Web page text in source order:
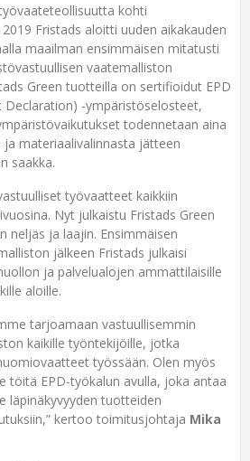
kohti
Fristads aloitti uuden aikakauden
maailman ensimmäisen mitatusti
vaatemalliston
Green tuotteilla on sertifioidut EPD
Declaration) -ympäristöselosteet,
todennetaan aina
materiaalivalinnasta jätteen
saakka.
työvaatteet kaikkiin
Nyt julkaistu Fristads Green
neljäs ja laajin. Ensimmäisen
jälkeen Fristads julkaisi
ja palvelualojen ammattilaisille
aloille.
tarjoamaan vastuullisemmin
kaikille työntekijöille, jotka
työssään. Olen myös
töitä EPD-työkalun avulla, joka antaa
läpinäkyvyyden tuotteiden
kertoo toimitusjohtaja Mika